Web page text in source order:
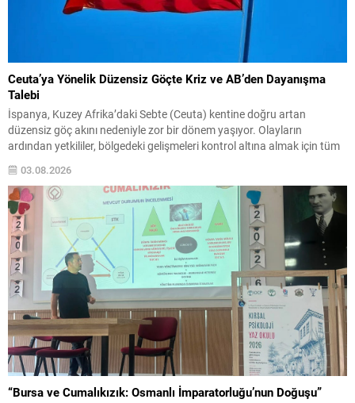
Ceuta’ya Yönelik Düzensiz Göçte Kriz ve AB’den Dayanışma
Talebi
İspanya, Kuzey Afrika’daki Sebte (Ceuta) kentine doğru artan
düzensiz göç akını nedeniyle zor bir dönem yaşıyor. Olayların
ardından yetkililer, bölgedeki gelişmeleri kontrol altına almak için tüm
ilgili değerlendirmesinde, yarın yapılacak toplantıda Avrupa Birliği
ülkelerinden dayanışma isteyeceklerini belirtti. Albares, ayrıca krizin
başında Fas...
03.08.2026
“Bursa ve Cumalıkızık: Osmanlı İmparatorluğu’nun Doğuşu”